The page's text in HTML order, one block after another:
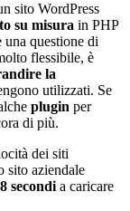
sito WordPress
su misura in PHP
una questione di
flessibile, è
la
utilizzati. Se
plugin per
di più.
dei siti
sito aziendale
secondi a caricare